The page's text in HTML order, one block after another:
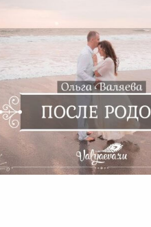
После Родов